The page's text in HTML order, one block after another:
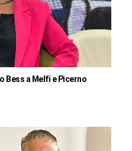
Bess a Melfi e Picerno